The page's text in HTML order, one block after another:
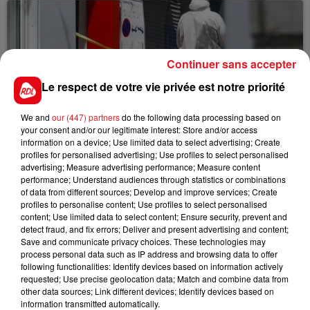
15 juillet 2026
BÉTHUNE: ENQUÊTE POUR HOMICIDE
VOLONTAIRE EN COURS, APRÈS LA...
Selon les premiers éléments, le logement servait
à des prostituées
13 juillet 2026
WINGLES: UN JEUNE PERD LA VIE, NOYÉ À
Le respect de votre vie privée est notre priorité
We and our (447) partnersdo the following data processing based on
your consent and/or our legitimate interest: Store and/or access
information on a device; Use limited data to select advertising; Create
profiles for personalised advertising; Use profiles to select personalised
advertising; Measure advertising performance; Measure content
performance; Understand audiences through statistics or combinations
of data from different sources; Develop and improve services; Create
profiles to personalise content; Use profiles to select personalised
content; Use limited data to select content; Ensure security, prevent and
detect fraud, and fix errors; Deliver and present advertising and content;
Save and communicate privacy choices. These technologies may
process personal data such as IP address and browsing data to offer
following functionalities: Identify devices based on information actively
requested; Use precise geolocation data; Match and combine data from
other data sources; Link different devices; Identify devices based on
information transmitted automatically.
Continuer sans accepter